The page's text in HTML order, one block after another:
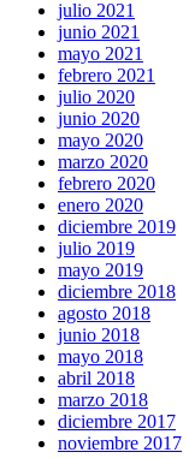
julio 2021
junio 2021
mayo 2021
febrero 2021
julio 2020
junio 2020
mayo 2020
marzo 2020
febrero 2020
enero 2020
diciembre 2019
julio 2019
mayo 2019
diciembre 2018
agosto 2018
junio 2018
mayo 2018
abril 2018
marzo 2018
diciembre 2017
noviembre 2017